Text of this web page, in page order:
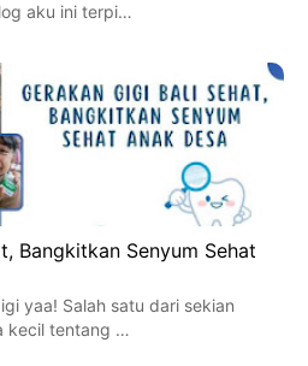
aku ini terpi…
Bangkitkan Senyum Sehat
yaa! Salah satu dari sekian
kecil tentang …